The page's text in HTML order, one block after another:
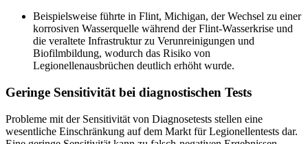
Beispielsweise führte in Flint, Michigan, der Wechsel zu einer
korrosiven Wasserquelle während der Flint-Wasserkrise und
die veraltete Infrastruktur zu Verunreinigungen und
Biofilmbildung, wodurch das Risiko von
Legionellenausbrüchen deutlich erhöht wurde.
Geringe Sensitivität bei diagnostischen Tests
Probleme mit der Sensitivität von Diagnosetests stellen eine
wesentliche Einschränkung auf dem Markt für Legionellentests dar.